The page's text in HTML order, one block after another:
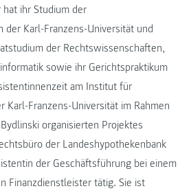
hat ihr Studium der
der Karl-Franzens-Universität und
der Rechtswissenschaften,
sowie ihr Gerichtspraktikum
am Institut für
Karl-Franzens-Universität im Rahmen
organisierten Projektes
der Landeshypothekenbank
der Geschäftsführung bei einem
Finanzdienstleister tätig. Sie ist